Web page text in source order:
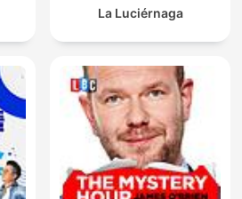
La Luciérnaga